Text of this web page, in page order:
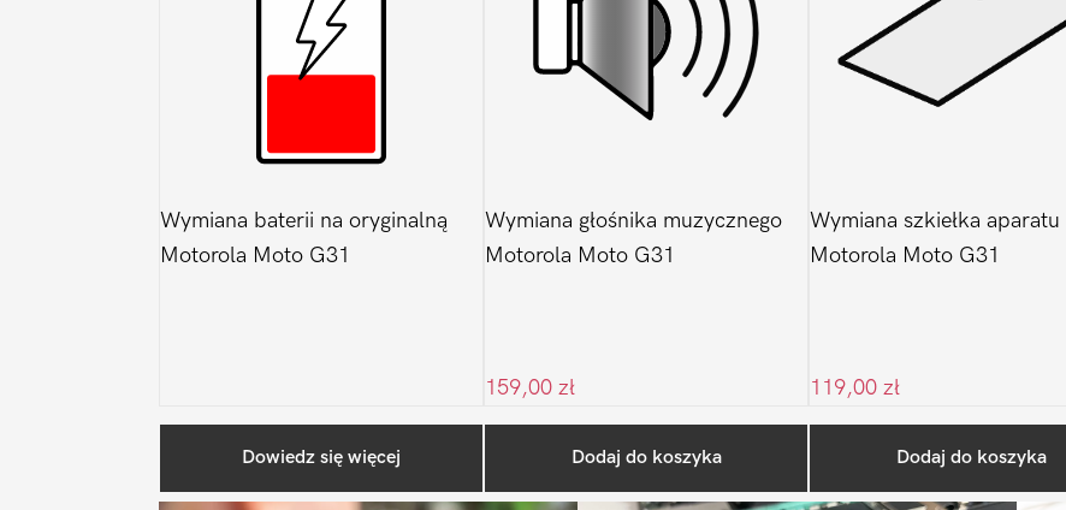
Wymiana baterii na oryginalną
Motorola Moto G31
Dowiedz się więcej
Wymiana głośnika muzycznego
Motorola Moto G31
159,00 zł
Dodaj do koszyka
Wymiana szkiełka aparatu
Motorola Moto G31
119,00 zł
Dodaj do koszyka
Ostatnio na blogu